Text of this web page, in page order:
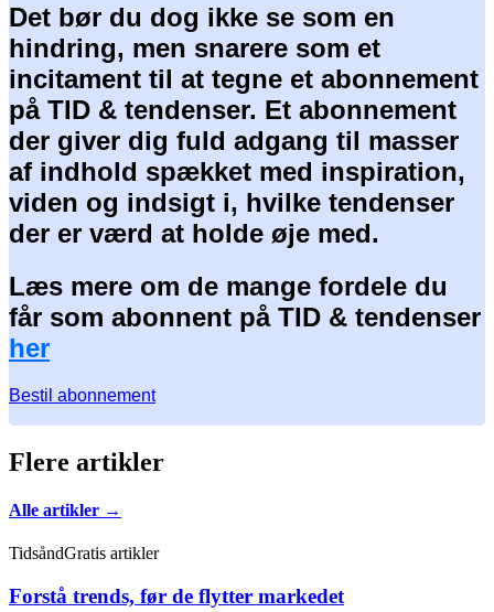
Det bør du dog ikke se som en
hindring, men snarere som et
incitament til at tegne et abonnement
på TID & tendenser. Et abonnement
der giver dig fuld adgang til masser
af indhold spækket med inspiration,
viden og indsigt i, hvilke tendenser
der er værd at holde øje med.
Læs mere om de mange fordele du
får som abonnent på TID & tendenser
her
Bestil abonnement
Flere artikler
Alle artikler →
TidsåndGratis artikler
Forstå trends, før de flytter markedet